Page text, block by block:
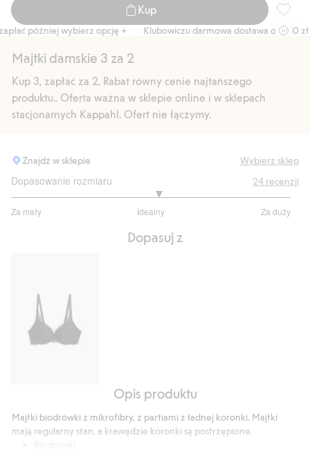
Kup
później wybierz opcję + Klubowiczu darmowa dostawa od 150 zł
Majtki damskie 3 za 2
Kup 3, zapłać za 2. Rabat równy cenie najtańszego
produktu.. Oferta ważna w sklepie online i w sklepach
stacjonarnych Kappahl. Ofert nie łączymy.
Znajdź w sklepie Wybierz sklep
Dopasowanie rozmiaru
Za mały Idealny Za duży
na
24 recenzji
Dopasuj z
Opis produktu
Majtki biodrówki z mikrofibry, z partiami z ładnej koronki. Majtki
mają regularny stan, a krawędzie koronki są postrzępione.